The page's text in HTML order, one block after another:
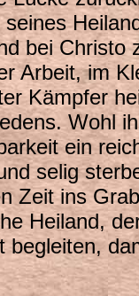
bei Christo
Arbeit, im
Kämpfer
Wohl
ein
selig
Zeit ins
Heiland,
begleiten,